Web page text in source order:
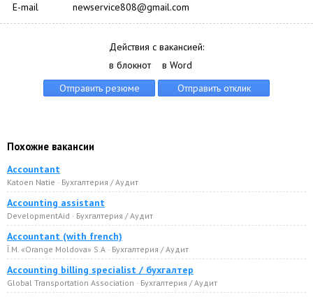
E-mail newservice808@gmail.com
Действия с вакансией:
в блокнот
в Word
Похожие вакансии
Accountant
Katoen Natie · Бухгалтерия / Аудит
Accounting assistant
DevelopmentAid · Бухгалтерия / Аудит
Accountant (with french)
Î.M. «Orange Moldova» S.A · Бухгалтерия / Аудит
Accounting billing specialist / бухгалтер
Global Transportation Association · Бухгалтерия / Аудит